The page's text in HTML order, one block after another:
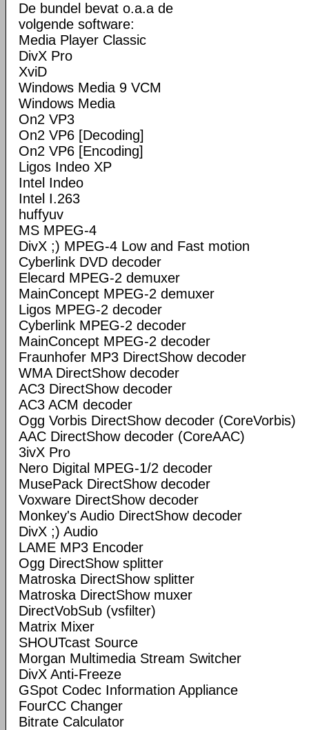
De bundel bevat o.a.a de
volgende software:
Media Player Classic
DivX Pro
XviD
Windows Media 9 VCM
Windows Media
On2 VP3
On2 VP6 [Decoding]
On2 VP6 [Encoding]
Ligos Indeo XP
Intel Indeo
Intel I.263
huffyuv
MS MPEG-4
DivX ;) MPEG-4 Low and Fast motion
Cyberlink DVD decoder
Elecard MPEG-2 demuxer
MainConcept MPEG-2 demuxer
Ligos MPEG-2 decoder
Cyberlink MPEG-2 decoder
MainConcept MPEG-2 decoder
Fraunhofer MP3 DirectShow decoder
WMA DirectShow decoder
AC3 DirectShow decoder
AC3 ACM decoder
Ogg Vorbis DirectShow decoder (CoreVorbis)
AAC DirectShow decoder (CoreAAC)
3ivX Pro
Nero Digital MPEG-1/2 decoder
MusePack DirectShow decoder
Voxware DirectShow decoder
Monkey's Audio DirectShow decoder
DivX ;) Audio
LAME MP3 Encoder
Ogg DirectShow splitter
Matroska DirectShow splitter
Matroska DirectShow muxer
DirectVobSub (vsfilter)
Matrix Mixer
SHOUTcast Source
Morgan Multimedia Stream Switcher
DivX Anti-Freeze
GSpot Codec Information Appliance
FourCC Changer
Bitrate Calculator